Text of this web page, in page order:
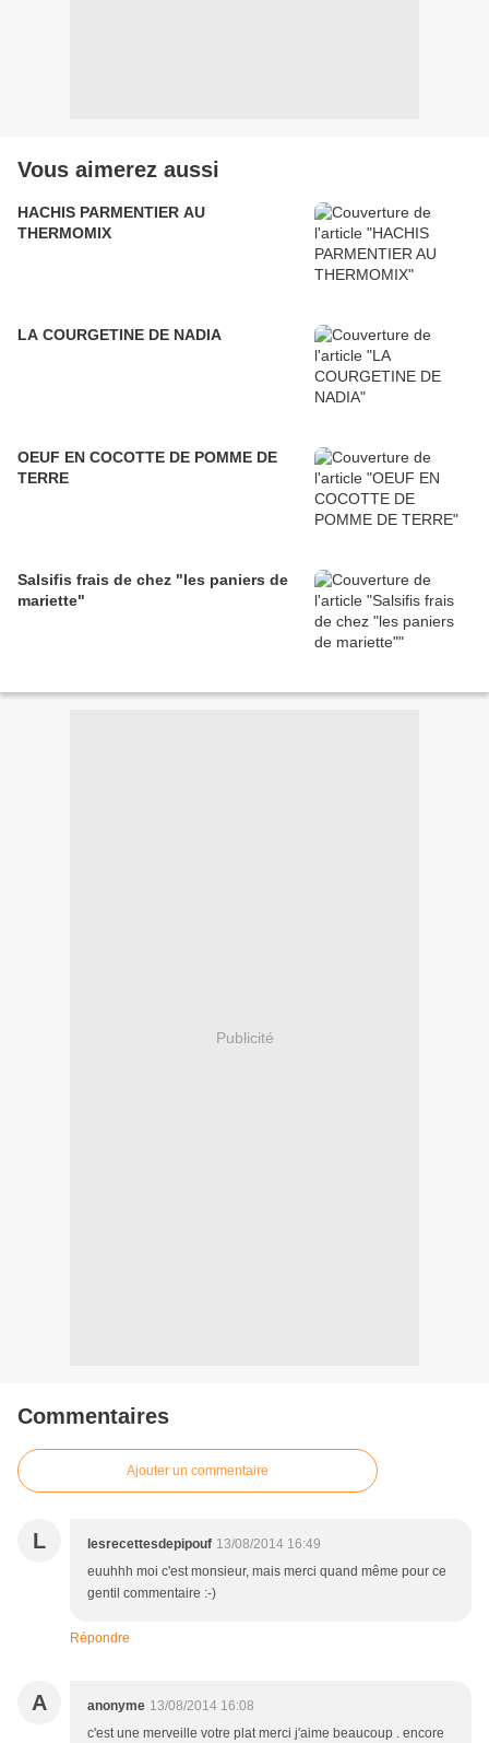
Vous aimerez aussi
HACHIS PARMENTIER AU
THERMOMIX
LA COURGETINE DE NADIA
OEUF EN COCOTTE DE POMME DE
TERRE
Salsifis frais de chez "les paniers de
mariette"
Publicité
Commentaires
Ajouter un commentaire
L lesrecettesdepipouf 13/08/2014 16:49
euuhhh moi c'est monsieur, mais merci quand même pour ce
gentil commentaire :-)
Répondre
A anonyme 13/08/2014 16:08
c'est une merveille votre plat merci j'aime beaucoup . encore